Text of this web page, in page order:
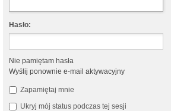
Hasło:
Nie pamiętam hasła
Wyślij ponownie e-mail aktywacyjny
Zapamiętaj mnie
Ukryj mój status podczas tej sesji